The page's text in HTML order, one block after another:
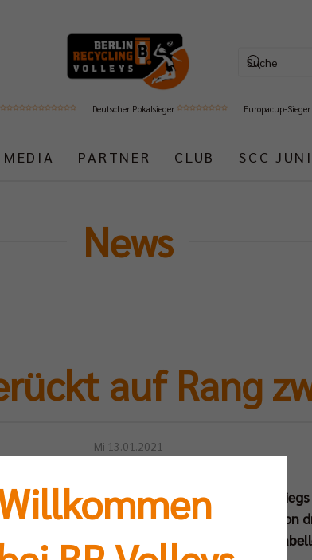
Deutscher Pokalsieger Europacup-Sieger
MEDIA PARTNER CLUB SCC
News
auf Rang
Mi 13.01.2021
Dank eines ungefährdeten 3:0-
die Berliner mit der vollen Punktausbeute von
der Hauptstadtclub in der Bundesliga-